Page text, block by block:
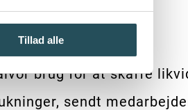
Tillad alle
brug for at skaffe
sendt